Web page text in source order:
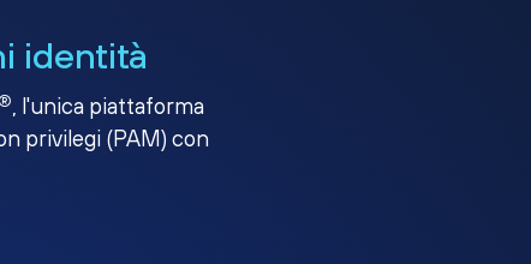
identità
®, l'unica piattaforma
privilegi (PAM) con